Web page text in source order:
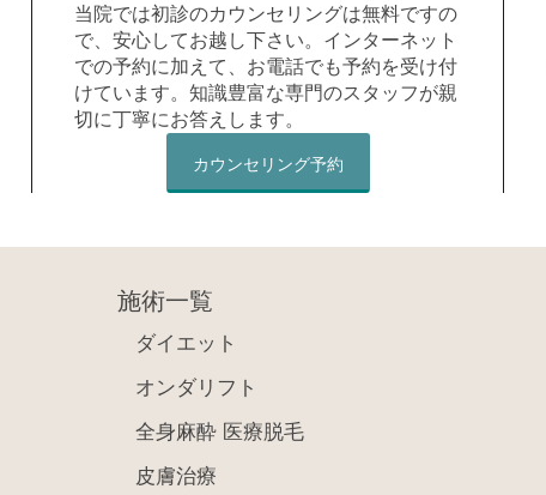
当院では初診のカウンセリングは無料ですの
で、安心してお越し下さい。インターネット
での予約に加えて、お電話でも予約を受け付
けています。知識豊富な専門のスタッフが親
切に丁寧にお答えします。
カウンセリング予約
施術一覧
ダイエット
オンダリフト
全身麻酔 医療脱毛
皮膚治療